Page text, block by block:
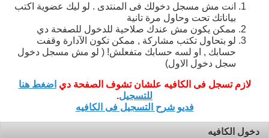
انت مش مسجل دخولك فى المنتدى . لو ليك عضوية اكتب
بياناتك تحت وحاول مرة تانية
ممكن يكون مش عندك صلاحية للدخول للصفحة دي
لو بتحاول تكتب مشاركة , ممكن تكون الآدارة وقفت
حسابك , او لسه حسابك متفعلش! ( لو مش مسجل دخول
سجل دخول الاول)
لازم تسجل فى الكافيه علشان تشوف الصفحة دي اضغط هنا
للتسجيل.
فديو شرح التسجيل فى الكافيه
دخول الكافيه